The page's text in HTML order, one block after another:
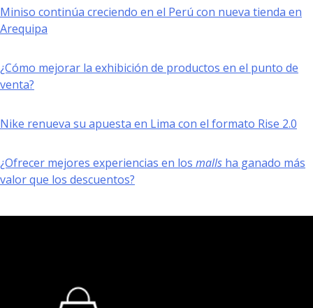
Miniso continúa creciendo en el Perú con nueva tienda en
Arequipa
¿Cómo mejorar la exhibición de productos en el punto de
venta?
Nike renueva su apuesta en Lima con el formato Rise 2.0
¿Ofrecer mejores experiencias en los malls ha ganado más
valor que los descuentos?